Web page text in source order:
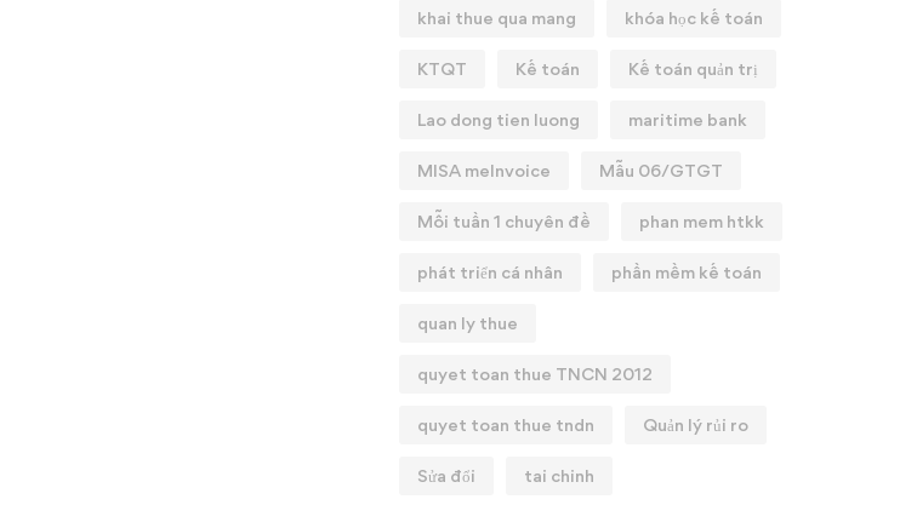
khai thue qua mang khóa học kế toán
KTQT Kế toán Kế toán quản trị
Lao dong tien luong maritime bank
MISA meInvoice Mẫu 06/GTGT
Mỗi tuần 1 chuyên đề phan mem htkk
phát triển cá nhân phần mềm kế toán
quan ly thue
quyet toan thue TNCN 2012
quyet toan thue tndn Quản lý rủi ro
Sửa đổi tai chinh